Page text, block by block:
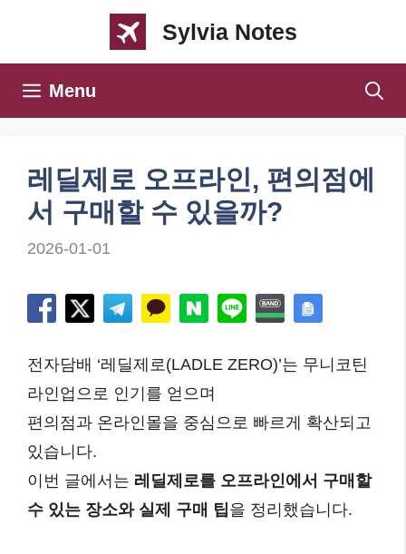
Sylvia Notes
Menu
레딜제로 오프라인, 편의점에
서 구매할 수 있을까?
2026-01-01
전자담배 ‘레딜제로(LADLE ZERO)’는 무니코틴
라인업으로 인기를 얻으며
편의점과 온라인몰을 중심으로 빠르게 확산되고
있습니다.
이번 글에서는 레딜제로를 오프라인에서 구매할
수 있는 장소와 실제 구매 팁을 정리했습니다.